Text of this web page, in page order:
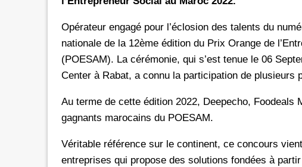
Opérateur engagé pour l’éclosion des talents du
nationale de la 12ème édition du Prix Orange de
(POESAM). La cérémonie, qui s’est tenue le 06
Center à Rabat, a connu la participation de plusieurs
Au terme de cette édition 2022, Deepecho,
gagnants marocains du POESAM.
Véritable référence sur le continent, ce concours
entreprises qui propose des solutions fondées à